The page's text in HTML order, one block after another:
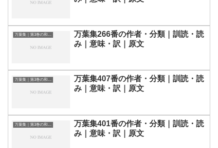
万葉集｜第3巻の和歌一覧
万葉集266番の作者・分類｜訓読・読
み｜意味・訳｜原文
万葉集｜第3巻の和歌一覧
万葉集407番の作者・分類｜訓読・読
み｜意味・訳｜原文
万葉集｜第3巻の和歌一覧
万葉集401番の作者・分類｜訓読・読
み｜意味・訳｜原文